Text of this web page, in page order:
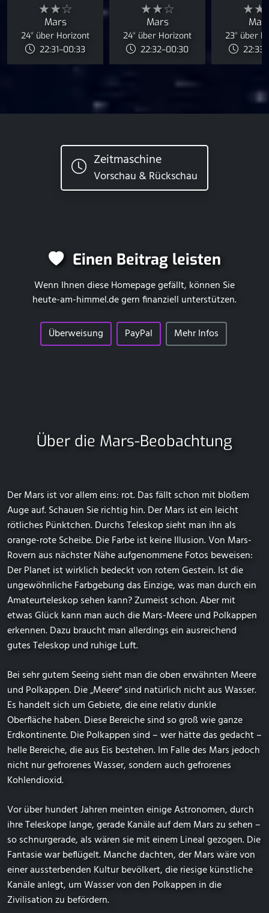
★★☆
Mars
24° über Horizont
22:31–00:33
★★☆
Mars
24° über Horizont
22:32–00:30
23° über
Zeitmaschine
Vorschau & Rückschau
Einen Beitrag leisten
Wenn Ihnen diese Homepage gefällt, können Sie
heute-am-himmel.degern finanziell unterstützen.
Überweisung PayPal Mehr Infos
Über die Mars-Beobachtung
Der Mars ist vor allem eins: rot. Das fällt schon mit bloßem
Auge auf. Schauen Sie richtig hin. Der Mars ist ein leicht
rötliches Pünktchen. Durchs Teleskop sieht man ihn als
orange-rote Scheibe. Die Farbe ist keine Illusion. Von Mars-
Rovern aus nächster Nähe aufgenommene Fotos beweisen:
Der Planet ist wirklich bedeckt von rotem Gestein. Ist die
ungewöhnliche Farbgebung das Einzige, was man durch ein
Amateurteleskop sehen kann? Zumeist schon. Aber mit
etwas Glück kann man auch die Mars-Meere und Polkappen
erkennen. Dazu braucht man allerdings ein ausreichend
gutes Teleskop und ruhige Luft.
Bei sehr gutem Seeing sieht man die oben erwähnten Meere
und Polkappen. Die „Meere“ sind natürlich nicht aus Wasser.
Es handelt sich um Gebiete, die eine relativ dunkle
Oberfläche haben. Diese Bereiche sind so groß wie ganze
Erdkontinente. Die Polkappen sind – wer hätte das gedacht –
helle Bereiche, die aus Eis bestehen. Im Falle des Mars jedoch
nicht nur gefrorenes Wasser, sondern auch gefrorenes
Kohlendioxid.
Vor über hundert Jahren meinten einige Astronomen, durch
ihre Teleskope lange, gerade Kanäle auf dem Mars zu sehen –
so schnurgerade, als wären sie mit einem Lineal gezogen. Die
Fantasie war beflügelt. Manche dachten, der Mars wäre von
einer aussterbenden Kultur bevölkert, die riesige künstliche
Kanäle anlegt, um Wasser von den Polkappen in die
Zivilisation zu befördern.